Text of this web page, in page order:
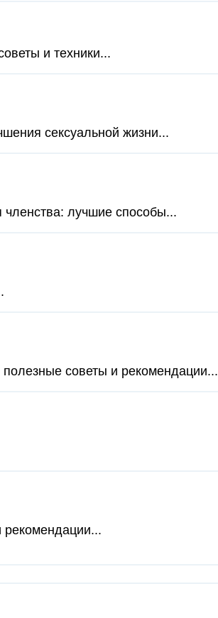
и техники...
сексуальной жизни...
членства: лучшие способы...
полезные советы и рекомендации...
рекомендации...